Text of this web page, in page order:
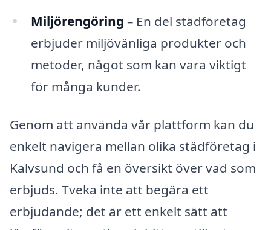
Miljörengöring – En del städföretag
erbjuder miljövänliga produkter och
metoder, något som kan vara viktigt
för många kunder.
Genom att använda vår plattform kan du
enkelt navigera mellan olika städföretag i
Kalvsund och få en översikt över vad som
erbjuds. Tveka inte att begära ett
erbjudande; det är ett enkelt sätt att